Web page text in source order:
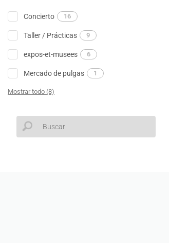
Concierto 16
Taller / Prácticas 9
expos-et-musees 6
Mercado de pulgas 1
Mostrar todo (8)